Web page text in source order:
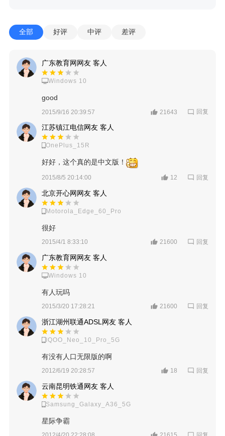
全部 好评 中评 差评
广东教育网网友 客人
Windows 10
good
2015/9/16 20:39:57 21643 回复
江苏镇江电信网友 客人
OnePlus_15R
好好，这个真的是中文版！
2015/8/5 20:14:00 12 回复
北京开心网网友 客人
Motorola_Edge_60_Pro
很好
2015/4/1 8:33:10 21600 回复
广东教育网网友 客人
Windows 10
有人玩吗
2015/3/20 17:28:21 21600 回复
浙江湖州联通ADSL网友 客人
IQOO_Neo_10_Pro_5G
有没有人口无限版的啊
2012/6/19 20:28:57 18 回复
云南昆明铁通网友 客人
Samsung_Galaxy_A36_5G
星际争霸